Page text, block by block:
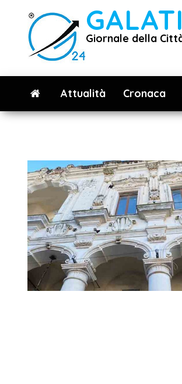
contenuto
Giornale della
Attualità Cronaca